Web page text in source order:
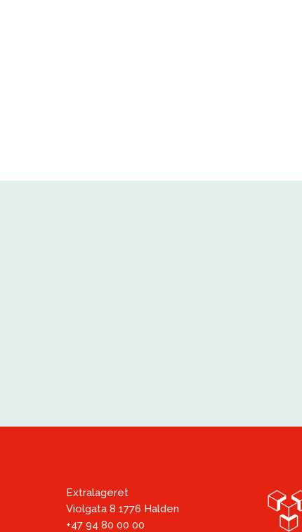
Extralageret
Violgata 8 1776 Halden
+47 94 80 00 00